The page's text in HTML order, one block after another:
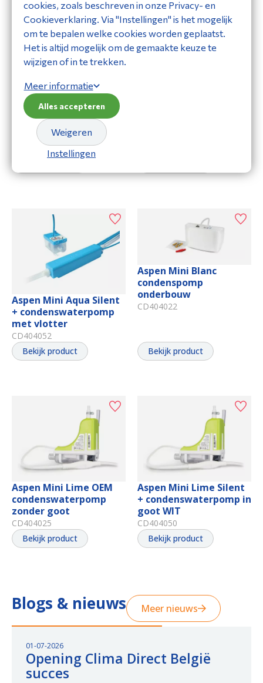
Aspen Hi Lift tankpomp
CD404017
Aspen Mini Aqua Silent
+ condens­wa­terpomp
met vlotter
CD404052
Bekijk product
Aspen Mini Blanc
condenspomp
onderbouw
CD404022
Bekijk product
Aspen Mini Lime OEM
condens­wa­terpomp
zonder goot
CD404025
Bekijk product
Aspen Mini Lime Silent
+ condens­wa­terpomp in
goot WIT
CD404050
Bekijk product
Blogs & nieuws Meer nieuws
01-07-2026
Opening Clima Direct België
succes
cookies, zoals beschreven in onze Privacy- en
Cookieverklaring. Via "Instellingen" is het mogelijk
om te bepalen welke cookies worden geplaatst.
Het is altijd mogelijk om de gemaakte keuze te
wijzigen of in te trekken.
Meer informatie
Instellingen
Weigeren
Alles accepteren